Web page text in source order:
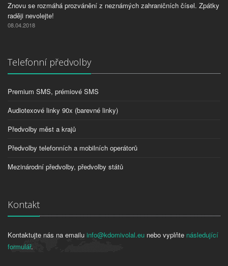
Znovu se rozmáhá prozvánění z neznámých zahraničních čísel. Zpátky
raději nevolejte!
08.04.2018
Telefonní předvolby
Premium SMS, prémiové SMS
Audiotexové linky 90x (barevné linky)
Předvolby měst a krajů
Předvolby telefonních a mobilních operátorů
Mezinárodní předvolby, předvolby států
Kontakt
Kontaktujte nás na emailu info@kdomivolal.eu nebo vyplňte následující
formulář.